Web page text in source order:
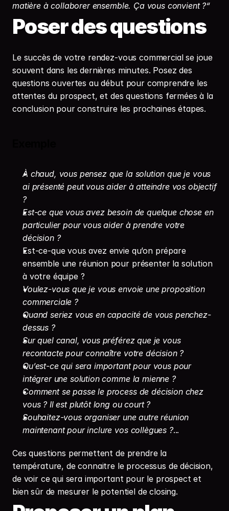
matière à collaborer ensemble. Ça vous convient ?“
Poser des questions
Le succès de votre rendez-vous commercial se joue
souvent dans les dernières minutes. Posez des
questions ouvertes au début pour comprendre les
attentes du prospect, et des questions fermées à la
conclusion pour construire les prochaines étapes.
À chaud, vous pensez que la solution que je vous
ai présenté peut vous aider à atteindre vos objectif
?
Est-ce que vous avez besoin de quelque chose en
particulier pour vous aider à prendre votre
décision ?
Est-ce-que vous avez envie qu’on prépare
ensemble une réunion pour présenter la solution
à votre équipe ?
Voulez-vous que je vous envoie une proposition
commerciale ?
Quand seriez vous en capacité de vous penchez-
dessus ?
Sur quel canal, vous préférez que je vous
recontacte pour connaître votre décision ?
Qu’est-ce qui sera important pour vous pour
intégrer une solution comme la mienne ?
Comment se passe le process de décision chez
vous ? Il est plutôt long ou court ?
Souhaitez-vous organiser une autre réunion
maintenant pour inclure vos collègues ?...
Ces questions permettent de prendre la
température, de connaitre le processus de décision,
de voir ce qui sera important pour le prospect et
bien sûr de mesurer le potentiel de closing.